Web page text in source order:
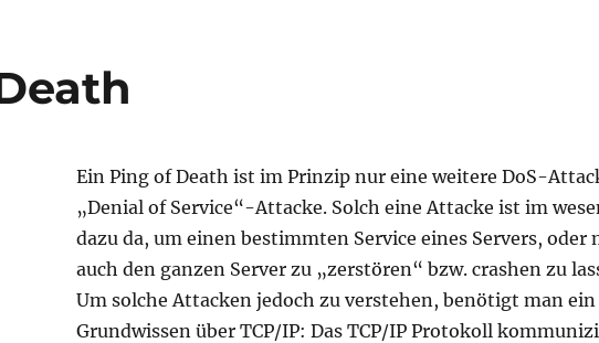
Ein Ping of Death ist im Prinzip nur eine weitere DoS-
„Denial of Service“-Attacke. Solch eine Attacke ist im
dazu da, um einen bestimmten Service eines Servers, oder
auch den ganzen Server zu „zerstören“ bzw. crashen zu
Um solche Attacken jedoch zu verstehen, benötigt man
Grundwissen über TCP/IP: Das TCP/IP Protokoll